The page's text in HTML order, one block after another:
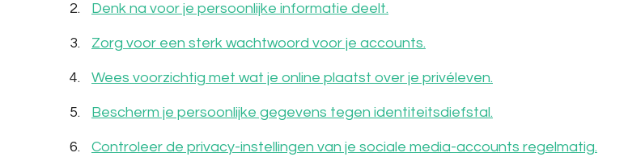
Denk na voor je persoonlijke informatie deelt.
Zorg voor een sterk wachtwoord voor je accounts.
Wees voorzichtig met wat je online plaatst over je privéleven.
Bescherm je persoonlijke gegevens tegen identiteitsdiefstal.
Controleer de privacy-instellingen van je sociale media-accounts regelmatig.